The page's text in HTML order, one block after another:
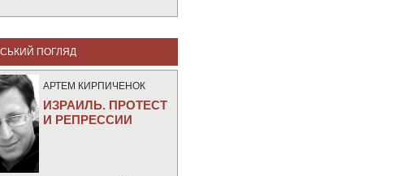
ПОГЛЯД
АРТЕМ КИРПИЧЕНОК
ИЗРАИЛЬ. ПРОТЕСТ
И РЕПРЕССИИ